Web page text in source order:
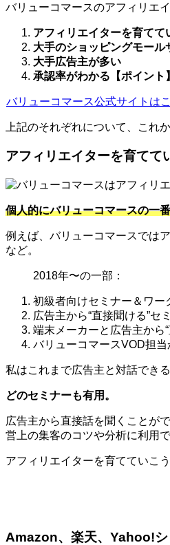
バリューコマースのアフィリエ
アフィリエイターを育てて
大手のショッピングモール
大手広告主が多い
承認率がわかる【ポイント】
バリューコマース公式サイトは
上記のそれぞれについて、これ
アフィリエイターを育てて
個人的にバリューコマースの一
例えば、バリューコマースでは
など。
2018年〜の一部：
初級者向けセミナー＆ワー
広告主から“直接聞ける”セ
端末メーカーと広告主から
バリューコマースVOD担当
私はこれまで広告主と対話でき
どのセミナーも有用。
広告主から直接話を聞くことが
営上の集客のコツや分析に利用
アフィリエイターを育てていこ
Amazon、楽天、Yahoo!